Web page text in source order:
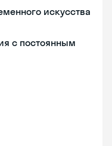
искусства
с постоянным